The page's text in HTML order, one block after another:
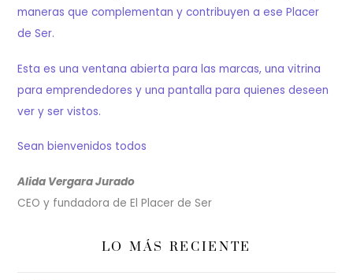
maneras que complementan y contribuyen a ese Placer
de Ser.
Esta es una ventana abierta para las marcas, una vitrina
para emprendedores y una pantalla para quienes deseen
ver y ser vistos.
Sean bienvenidos todos
Alida Vergara Jurado
CEO y fundadora de El Placer de Ser
LO MÁS RECIENTE